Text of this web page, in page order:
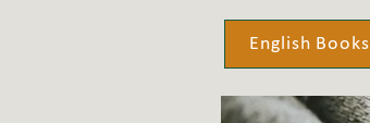
English Books